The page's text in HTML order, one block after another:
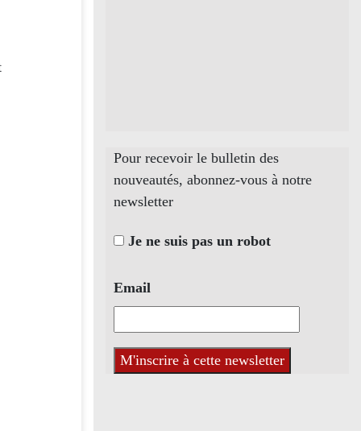
Pour recevoir le bulletin des
nouveautés, abonnez-vous à notre
newsletter
Je ne suis pas un robot
Email